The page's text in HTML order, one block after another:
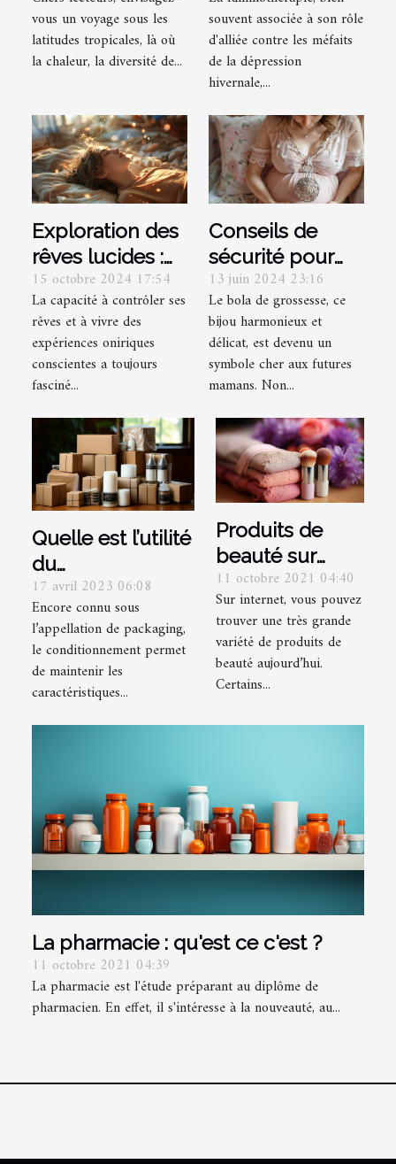
tropical
vous un voyage sous les
latitudes tropicales, là où
la chaleur, la diversité de...
affectif
saisonnier
souvent associée à son rôle
d'alliée contre les méfaits
de la dépression
hivernale,...
Exploration des
rêves lucides :
techniques et
bénéfices
psychologiques
15 octobre 2024 17:54
La capacité à contrôler ses
rêves et à vivre des
expériences oniriques
conscientes a toujours
fasciné...
Conseils de
sécurité pour
porter un bola
de grossesse
pendant la
grossesse
13 juin 2024 23:16
Le bola de grossesse, ce
bijou harmonieux et
délicat, est devenu un
symbole cher aux futures
mamans. Non...
Quelle est l’utilité
du
conditionnement
d’un produit ?
17 avril 2023 06:08
Encore connu sous
l’appellation de packaging,
le conditionnement permet
de maintenir les
caractéristiques...
Produits de
beauté sur
internet :
pourquoi s’en
méfier ?
11 octobre 2021 04:40
Sur internet, vous pouvez
trouver une très grande
variété de produits de
beauté aujourd’hui.
Certains...
La pharmacie : qu'est ce c'est ?
11 octobre 2021 04:39
La pharmacie est l'étude préparant au diplôme de
pharmacien. En effet, il s'intéresse à la nouveauté, au...